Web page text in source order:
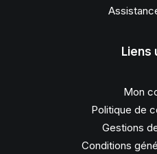
Liens
Mon
Politique de
Gestions
Conditions